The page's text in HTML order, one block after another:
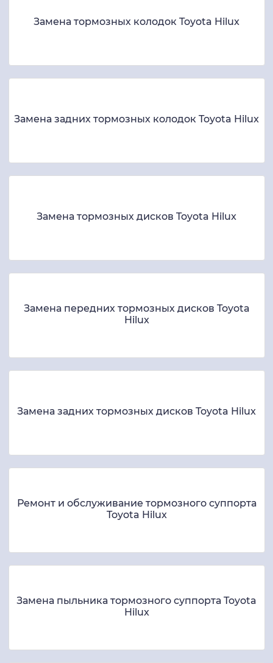
Замена тормозных колодок Toyota Hilux
Замена задних тормозных колодок Toyota Hilux
Замена тормозных дисков Toyota Hilux
Замена передних тормозных дисков Toyota
Hilux
Замена задних тормозных дисков Toyota Hilux
Ремонт и обслуживание тормозного суппорта
Toyota Hilux
Замена пыльника тормозного суппорта Toyota
Hilux